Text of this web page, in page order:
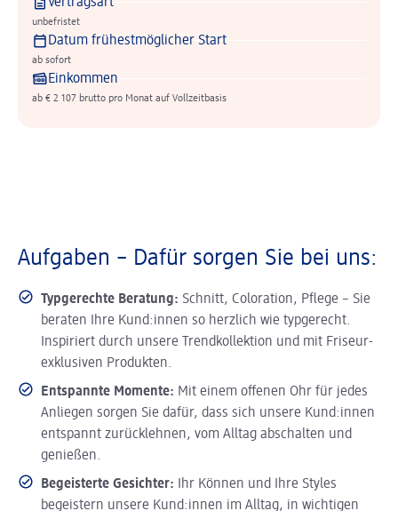
unbefristet
Datum frühestmöglicher Start
ab sofort
Einkommen
ab € 2 107 brutto pro Monat auf Vollzeitbasis
Aufgaben – Dafür sorgen Sie bei uns:
Typgerechte Beratung: Schnitt, Coloration, Pflege – Sie
beraten Ihre Kund:innen so herzlich wie typgerecht.
Inspiriert durch unsere Trendkollektion und mit Friseur-
exklusiven Produkten.
Entspannte Momente: Mit einem offenen Ohr für jedes
Anliegen sorgen Sie dafür, dass sich unsere Kund:innen
entspannt zurücklehnen, vom Alltag abschalten und
genießen.
Begeisterte Gesichter:
Ihr Können und Ihre Styles
begeistern unsere Kund:innen im Alltag, in wichtigen